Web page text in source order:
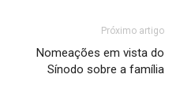
Próximo artigo
Nomeações em vista do
Sínodo sobre a família